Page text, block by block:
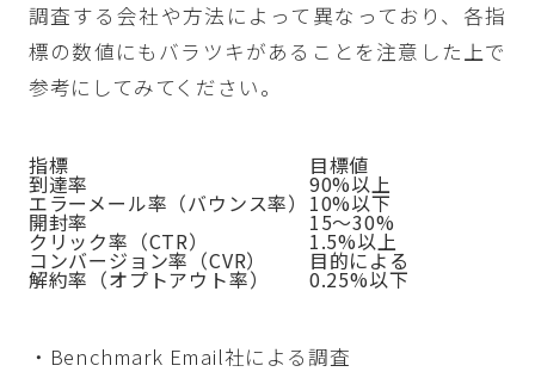
調査する会社や方法によって異なっており、各指
標の数値にもバラツキがあることを注意した上で
参考にしてみてください。
指標 目標値
到達率 90%以上
エラーメール率（バウンス率） 10%以下
開封率 15〜30%
クリック率（CTR） 1.5%以上
コンバージョン率（CVR） 目的による
解約率（オプトアウト率） 0.25%以下
・Benchmark Email社による調査